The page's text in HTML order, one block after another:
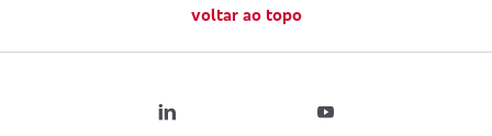
voltar ao topo